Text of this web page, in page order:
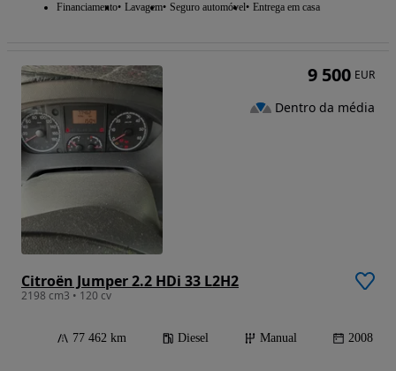
Financiamento Lavagem Seguro automóvel Entrega em casa
Citroën Jumper 2.2 HDi 33 L2H2
2198 cm3 • 120 cv
77 462 km Diesel Manual 2008
9 500 EUR
Dentro da média